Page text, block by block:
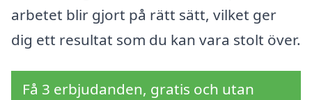
arbetet blir gjort på rätt sätt, vilket ger
dig ett resultat som du kan vara stolt över.
Få 3 erbjudanden, gratis och utan